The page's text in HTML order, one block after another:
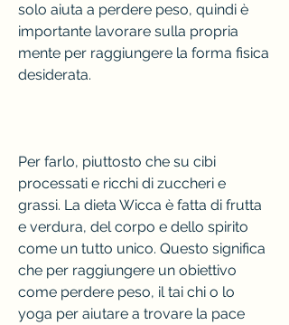
solo aiuta a perdere peso, quindi è
importante lavorare sulla propria
mente per raggiungere la forma fisica
desiderata.
Per farlo, piuttosto che su cibi
processati e ricchi di zuccheri e
grassi. La dieta Wicca è fatta di frutta
e verdura, del corpo e dello spirito
come un tutto unico. Questo significa
che per raggiungere un obiettivo
come perdere peso, il tai chi o lo
yoga per aiutare a trovare la pace